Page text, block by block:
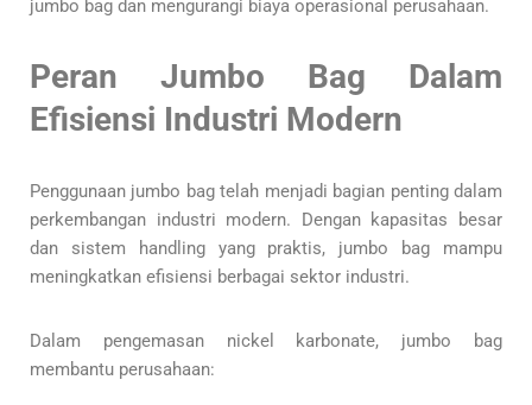
jumbo bag dan mengurangi biaya operasional perusahaan.
Peran Jumbo Bag Dalam
Efisiensi Industri Modern
Penggunaan jumbo bag telah menjadi bagian penting dalam
perkembangan industri modern. Dengan kapasitas besar
dan sistem handling yang praktis, jumbo bag mampu
meningkatkan efisiensi berbagai sektor industri.
Dalam pengemasan nickel karbonate, jumbo bag
membantu perusahaan: